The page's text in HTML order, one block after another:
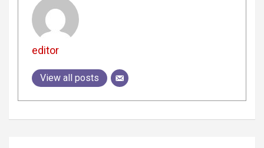
editor
View all posts